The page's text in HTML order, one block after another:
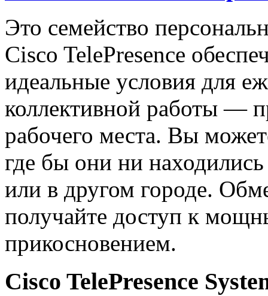
Это семейство
Cisco TelePresence
идеальные условия для
коллективной работы —
рабочего места. Вы
где бы они ни
или в другом городе.
получайте доступ к
прикосновением.
Cisco TelePresence